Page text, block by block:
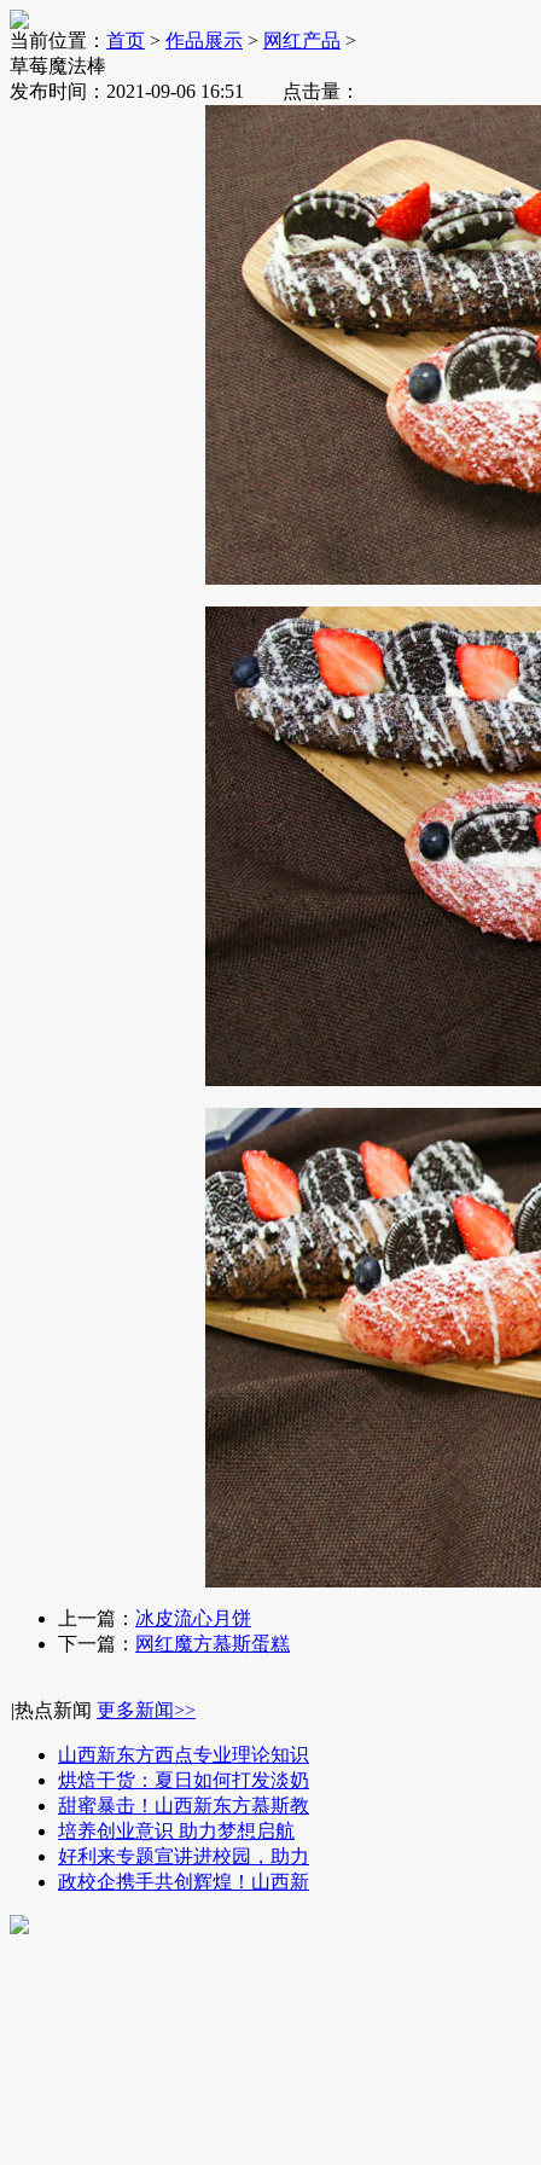
当前位置： 首页 > 作品展示 > 网红产品 >
草莓魔法棒
发布时间：2021-09-06 16:51 点击量：
上一篇： 冰皮流心月饼
下一篇： 网红魔方慕斯蛋糕
|热点新闻 更多新闻>>
山西新东方西点专业理论知识
烘焙干货：夏日如何打发淡奶
甜蜜暴击！山西新东方慕斯教
培养创业意识 助力梦想启航
好利来专题宣讲进校园，助力
政校企携手共创辉煌！山西新